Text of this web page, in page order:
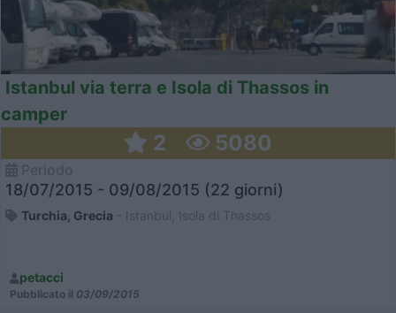
Istanbul via terra e Isola di Thassos in
camper
2 5080
18/07/2015 - 09/08/2015 (22 giorni)
Turchia, Grecia - Istanbul, Isola di Thassos
petacci
Pubblicato il 03/09/2015